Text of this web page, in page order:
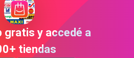
gratis y accedé a
tiendas